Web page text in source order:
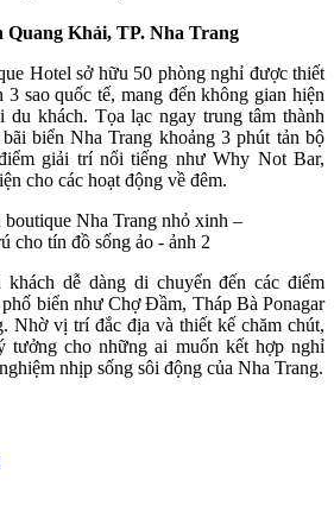
Khải, TP. Nha Trang
Hotel sở hữu 50 phòng nghỉ được thiết
3 sao quốc tế, mang đến không gian hiện
du khách. Tọa lạc ngay trung tâm thành
biển Nha Trang khoảng 3 phút tản bộ
giải trí nổi tiếng như Why Not Bar,
cho các hoạt động về đêm.
dễ dàng di chuyển đến các điểm
biển như Chợ Đầm, Tháp Bà Ponagar
Nhờ vị trí đắc địa và thiết kế chăm chút,
tưởng cho những ai muốn kết hợp nghỉ
nhịp sống sôi động của Nha Trang.